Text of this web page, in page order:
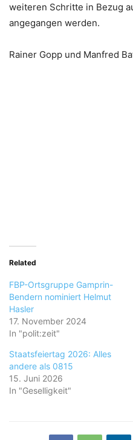
weiteren Schritte in Bezug
angegangen werden.
Rainer Gopp und Manfred
Related
FBP-Ortsgruppe Gamprin-
Bendern nominiert Helmut
Hasler
17. November 2024
In "polit:zeit"
Staatsfeiertag 2026: Alles
andere als 0815
15. Juni 2026
In "Geselligkeit"